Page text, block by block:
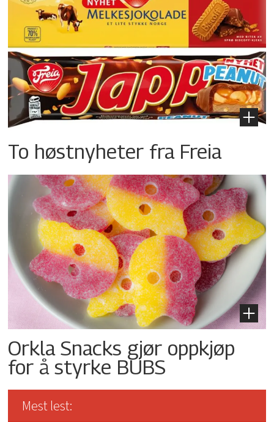
To høstnyheter fra Freia
Orkla Snacks gjør oppkjøp
for å styrke BUBS
Mest lest: